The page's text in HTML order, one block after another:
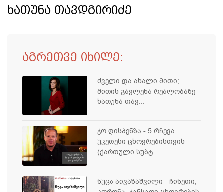
ხათუნა თავდგირიძე
აგრეთვე იხილე:
ძველი და ახალი მითი;
მითის გავლენა რეალობაზე -
ხათუნა თავ...
ჯო დისპენზა - 5 რჩევა
უკეთესი ცხოვრებისთვის
(ქართული სუბტ...
ნუცა აივაზაშვილი - ჩინეთი,